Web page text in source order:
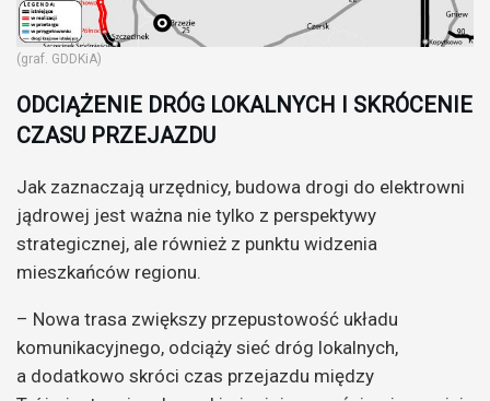
(graf. GDDKiA)
ODCIĄŻENIE DRÓG LOKALNYCH I SKRÓCENIE
CZASU PRZEJAZDU
Jak zaznaczają urzędnicy, budowa drogi do elektrowni
jądrowej jest ważna nie tylko z perspektywy
strategicznej, ale również z punktu widzenia
mieszkańców regionu.
– Nowa trasa zwiększy przepustowość układu
komunikacyjnego, odciąży sieć dróg lokalnych,
a dodatkowo skróci czas przejazdu między